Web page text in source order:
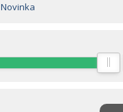
Novinka